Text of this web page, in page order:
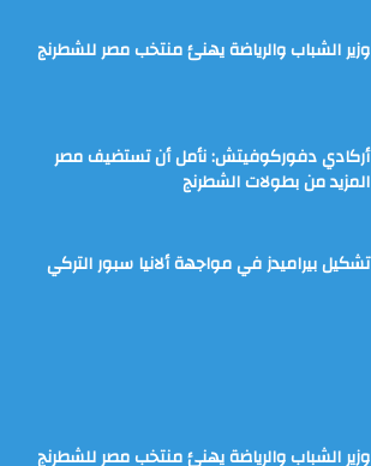
وزير الشباب والرياضة يهنئ منتخب مصر للشطرنج
أركادي دفوركوفيتش: نأمل أن تستضيف مصر
المزيد من بطولات الشطرنج
تشكيل بيراميدز في مواجهة ألانيا سبور التركي
وزير الشباب والرياضة يهنئ منتخب مصر للشطرنج